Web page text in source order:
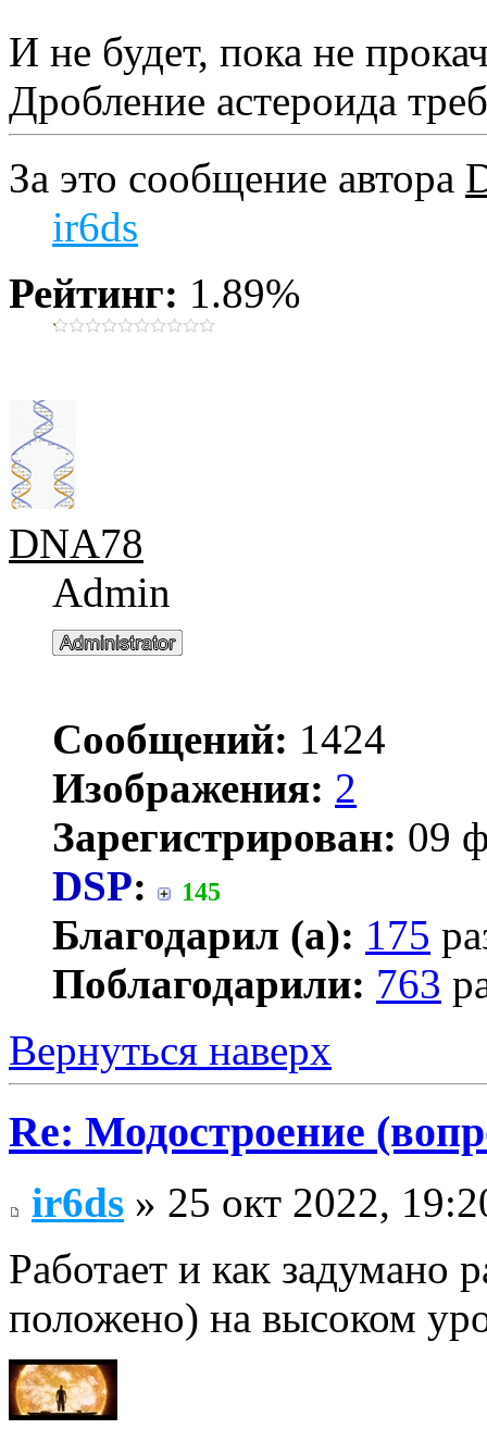
И не будет, пока не
Дробление астероида
За это сообщение автора
ir6ds
Рейтинг: 1.89%
DNA78
Admin
Сообщений: 1424
Изображения: 2
Зарегистрирован: 09
DSP: 145
Благодарил (а): 175
Поблагодарили: 763
Вернуться наверх
Re: Модостроение
ir6ds » 25 окт 2022,
Работает и как задумано
положено) на высоком